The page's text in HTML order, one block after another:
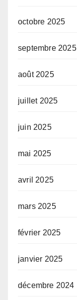
octobre 2025
septembre 2025
août 2025
juillet 2025
juin 2025
mai 2025
avril 2025
mars 2025
février 2025
janvier 2025
décembre 2024